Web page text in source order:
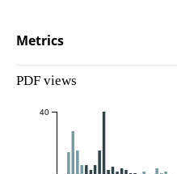
Metrics
PDF views
40